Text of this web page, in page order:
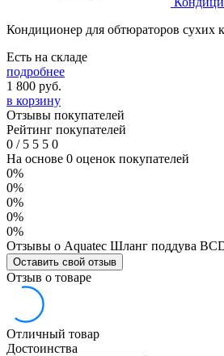
Кондиционер для обтюраторов сухих
Есть на складе
подробнее
1 800 руб.
в корзину
Отзывы покупателей
Рейтинг покупателей
0 /5 5 5 0
На основе 0 оценок покупателей
0%
0%
0%
0%
0%
Отзывы о Aquatec Шланг поддува
Оставить свой отзыв
Отзыв о товаре
Отличный товар
Достоинства